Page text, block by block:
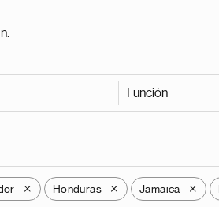
Función
X Honduras X Jamaica X